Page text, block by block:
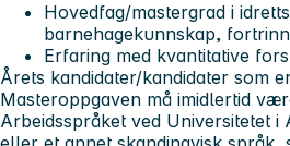
Hovedfag/mastergrad i
barnehagekunnskap,
Erfaring med kvantitative
Årets kandidater/kandidater som
Masteroppgaven må imidlertid
Arbeidsspråket ved Universitetet